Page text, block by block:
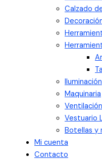
Calzado
Iluminación
Maquinaria
Ventilación
Vestuario
Botellas y
Mi cuenta
Contacto